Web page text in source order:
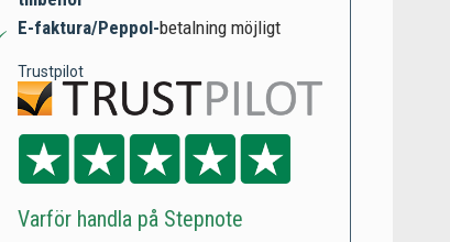
E-faktura/Peppol-betalning möjligt
Trustpilot
Varför handla på Stepnote